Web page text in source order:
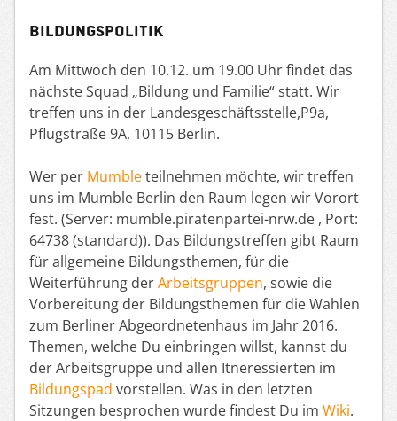
Bildungspolitik
Am Mittwoch den 10.12. um 19.00 Uhr findet das
nächste Squad „Bildung und Familie“ statt. Wir
treffen uns in der Landesgeschäftsstelle,P9a,
Pflugstraße 9A, 10115 Berlin.
Wer per Mumbleteilnehmen möchte, wir treffen
uns im Mumble Berlin den Raum legen wir Vorort
fest. (Server: mumble.piratenpartei-nrw.de , Port:
64738 (standard)). Das Bildungstreffen gibt Raum
für allgemeine Bildungsthemen, für die
Weiterführung derArbeitsgruppen, sowie die
Vorbereitung der Bildungsthemen für die Wahlen
zum Berliner Abgeordnetenhaus im Jahr 2016.
Themen, welche Du einbringen willst, kannst du
der Arbeitsgruppe und allen Itneressierten im
Bildungspad vorstellen. Was in den letzten
Sitzungen besprochen wurde findest Du im Wiki.